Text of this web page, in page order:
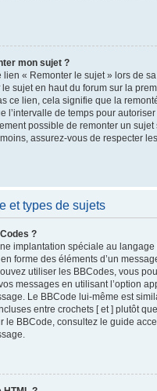
mon sujet ?
lien « Remonter le sujet » lors de
le sujet en haut du forum sur la
ce lien, cela signifie que la
l’intervalle de temps pour
possible de remonter un
assurez-vous de respecter
et types de sujets
?
implantation spéciale au langage
forme des éléments d’un
utiliser les BBCodes, vous
messages en utilisant l’option
Le BBCode lui-même est
entre crochets [ et ] plutôt
le BBCode, consultez le guide